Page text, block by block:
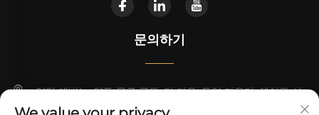
문의하기
양탄 애비뉴, 양동 물류 공원, 탄 타운, 동양 카운티, 헤이완 시